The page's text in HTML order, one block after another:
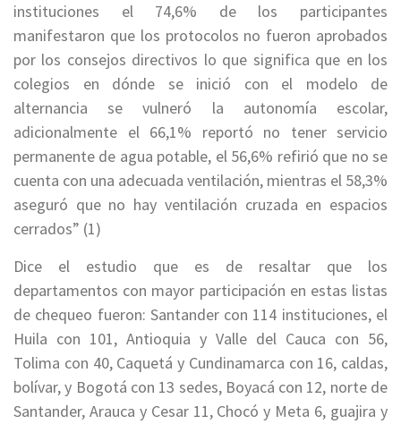
instituciones el 74,6% de los participantes
manifestaron que los protocolos no fueron aprobados
por los consejos directivos lo que significa que en los
colegios en dónde se inició con el modelo de
alternancia se vulneró la autonomía escolar,
adicionalmente el 66,1% reportó no tener servicio
permanente de agua potable, el 56,6% refirió que no se
cuenta con una adecuada ventilación, mientras el 58,3%
aseguró que no hay ventilación cruzada en espacios
cerrados” (1)
Dice el estudio que es de resaltar que los
departamentos con mayor participación en estas listas
de chequeo fueron: Santander con 114 instituciones, el
Huila con 101, Antioquia y Valle del Cauca con 56,
Tolima con 40, Caquetá y Cundinamarca con 16, caldas,
bolívar, y Bogotá con 13 sedes, Boyacá con 12, norte de
Santander, Arauca y Cesar 11, Chocó y Meta 6, guajira y